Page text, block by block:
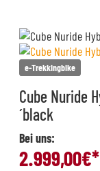
e-Trekkingbike
Cube Nuride
´black
Bei uns:
2.999,00€*